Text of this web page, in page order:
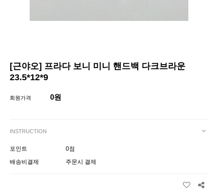
[근야오] 프라다 보니 미니 핸드백 다크브라운
23.5*12*9
회원가격 0원
INSTRUCTION
포인트
0점
배송비결제
주문시 결제